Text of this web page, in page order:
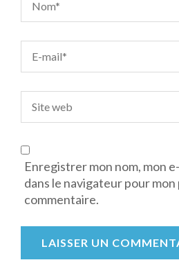
Enregistrer mon nom, mon
dans le navigateur pour
commentaire.